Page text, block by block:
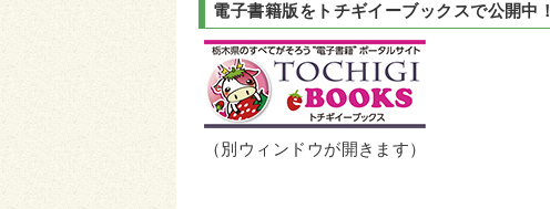
電子書籍版をトチギイーブックスで公開中！
（別ウィンドウが開きます）